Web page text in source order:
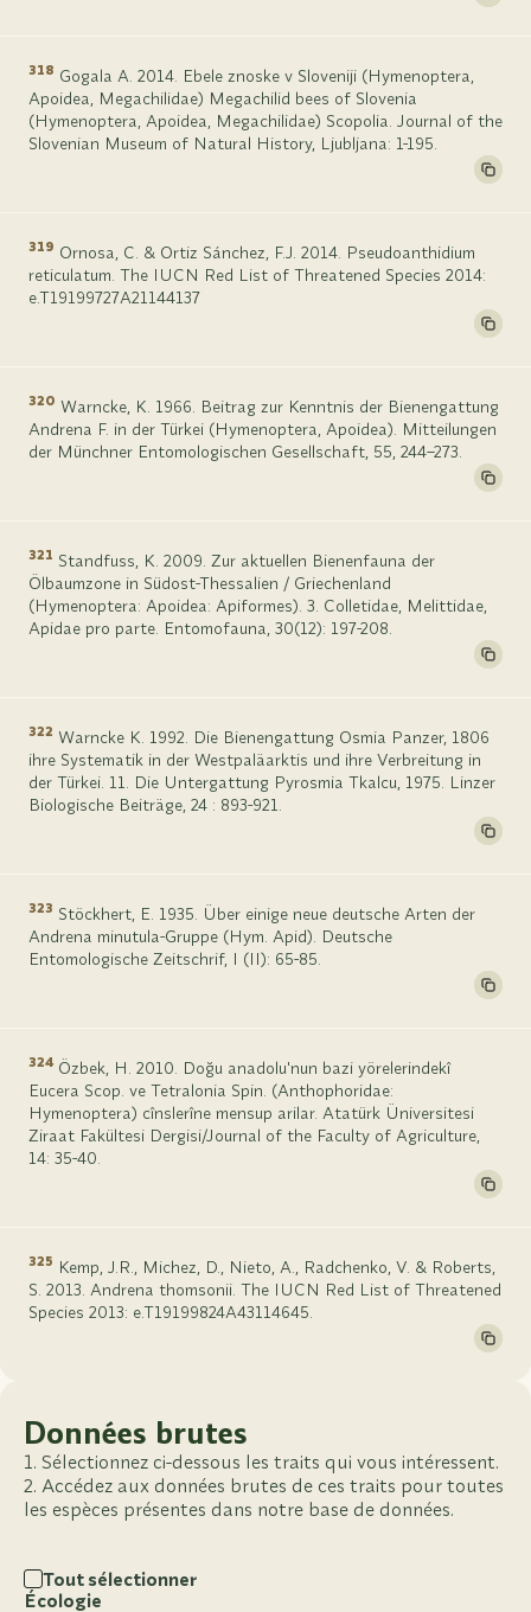
318 Gogala A. 2014. Ebele znoske v Sloveniji (Hymenoptera,
Apoidea, Megachilidae) Megachilid bees of Slovenia
(Hymenoptera, Apoidea, Megachilidae) Scopolia. Journal of the
Slovenian Museum of Natural History, Ljubljana: 1-195.
319 Ornosa, C. & Ortiz Sánchez, F.J. 2014. Pseudoanthidium
reticulatum. The IUCN Red List of Threatened Species 2014:
e.T19199727A21144137
320 Warncke, K. 1966. Beitrag zur Kenntnis der Bienengattung
Andrena F. in der Türkei (Hymenoptera, Apoidea). Mitteilungen
der Münchner Entomologischen Gesellschaft, 55, 244–273.
321 Standfuss, K. 2009. Zur aktuellen Bienenfauna der
Ölbaumzone in Südost-Thessalien / Griechenland
(Hymenoptera: Apoidea: Apiformes). 3. Colletidae, Melittidae,
Apidae pro parte. Entomofauna, 30(12): 197-208.
322 Warncke K. 1992. Die Bienengattung Osmia Panzer, 1806
ihre Systematik in der Westpaläarktis und ihre Verbreitung in
der Türkei. 11. Die Untergattung Pyrosmia Tkalcu, 1975. Linzer
Biologische Beiträge, 24 : 893-921.
323 Stöckhert, E. 1935. Über einige neue deutsche Arten der
Andrena minutula-Gruppe (Hym. Apid). Deutsche
Entomologische Zeitschrif, I (II): 65-85.
324 Özbek, H. 2010. Doğu anadolu'nun bazi yörelerindekî
Eucera Scop. ve Tetralonia Spin. (Anthophoridae:
Hymenoptera) cînslerîne mensup arilar. Atatürk Üniversitesi
Ziraat Fakültesi Dergisi/Journal of the Faculty of Agriculture,
14: 35-40.
325 Kemp, J.R., Michez, D., Nieto, A., Radchenko, V. & Roberts,
S. 2013. Andrena thomsonii. The IUCN Red List of Threatened
Species 2013: e.T19199824A43114645.
Données brutes
Sélectionnez ci-dessous les traits qui vous intéressent.
Accédez aux données brutes de ces traits pour toutes
les espèces présentes dans notre base de données.
Tout sélectionner
Écologie